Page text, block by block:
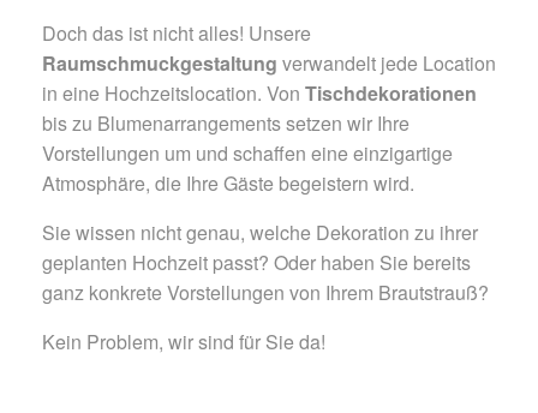
Doch das ist nicht alles! Unsere
Raumschmuckgestaltung verwandelt jede Location
in eine Hochzeitslocation. Von Tischdekorationen
bis zu Blumenarrangements setzen wir Ihre
Vorstellungen um und schaffen eine einzigartige
Atmosphäre, die Ihre Gäste begeistern wird.
Sie wissen nicht genau, welche Dekoration zu ihrer
geplanten Hochzeit passt? Oder haben Sie bereits
ganz konkrete Vorstellungen von Ihrem Brautstrauß?
Kein Problem, wir sind für Sie da!